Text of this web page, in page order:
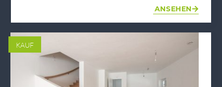
ANSEHEN
KAUF